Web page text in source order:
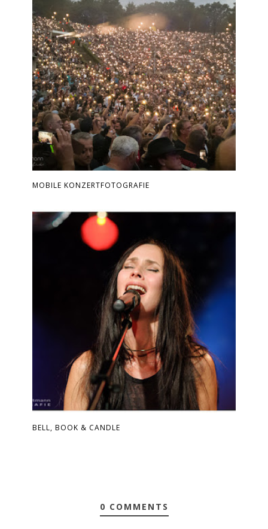
MOBILE KONZERTFOTOGRAFIE
BELL, BOOK & CANDLE
0 COMMENTS